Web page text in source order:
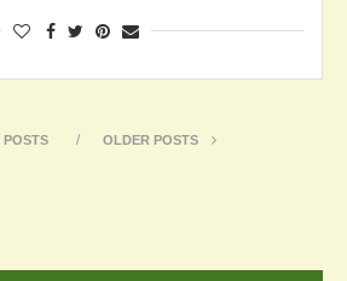
POSTS OLDER POSTS